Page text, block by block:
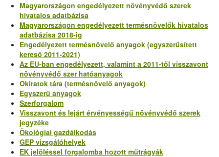
Magyarországon engedélyezett növényvédő szerek
hivatalos adatbázisa
Magyarországon engedélyezett termésnövelők hivatalos
adatbázisa 2018-ig
Engedélyezett termésnövelő anyagok (egyszerűsített
kereső 2011-2021)
Az EU-ban engedélyezett, valamint a 2011-től visszavont
növényvédő szer hatóanyagok
Okiratok tára (termésnövelő anyagok)
Egyszerű anyagok
Szerforgalom
Visszavont és lejárt érvényességű növényvédő szerek
jegyzéke
Ökológiai gazdálkodás
GEP vizsgálóhelyek
EK jelöléssel forgalomba hozott műtrágyák